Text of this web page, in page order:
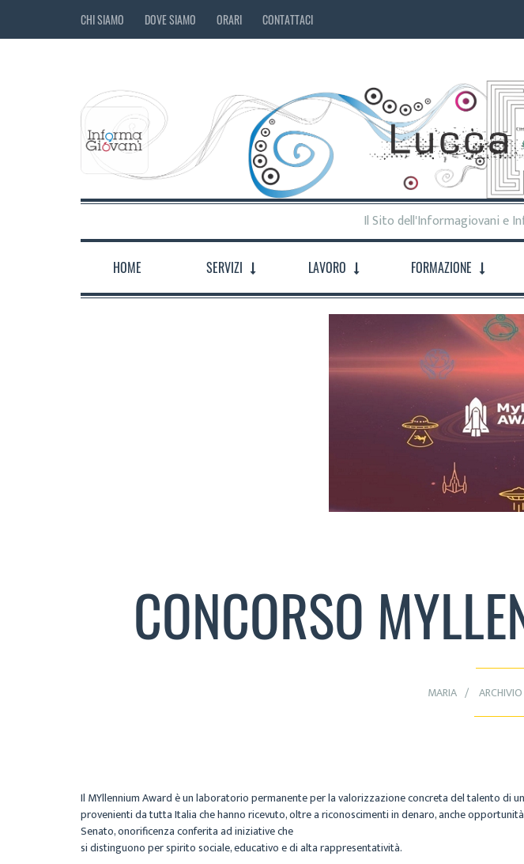
CHI SIAMO DOVE SIAMO ORARI CONTATTACI
Il Sito dell'Informagiovani e
HOME SERVIZI LAVORO FORMAZIONE
CONCORSO
MARIA ARCHIVIO
Il MYllennium Award è un laboratorio permanente per la valorizzazione concreta del talento di
provenienti da tutta Italia che hanno ricevuto, oltre a riconoscimenti in denaro, anche
Senato, onorificenza conferita ad iniziative che
si distinguono per spirito sociale, educativo e di alta rappresentatività.